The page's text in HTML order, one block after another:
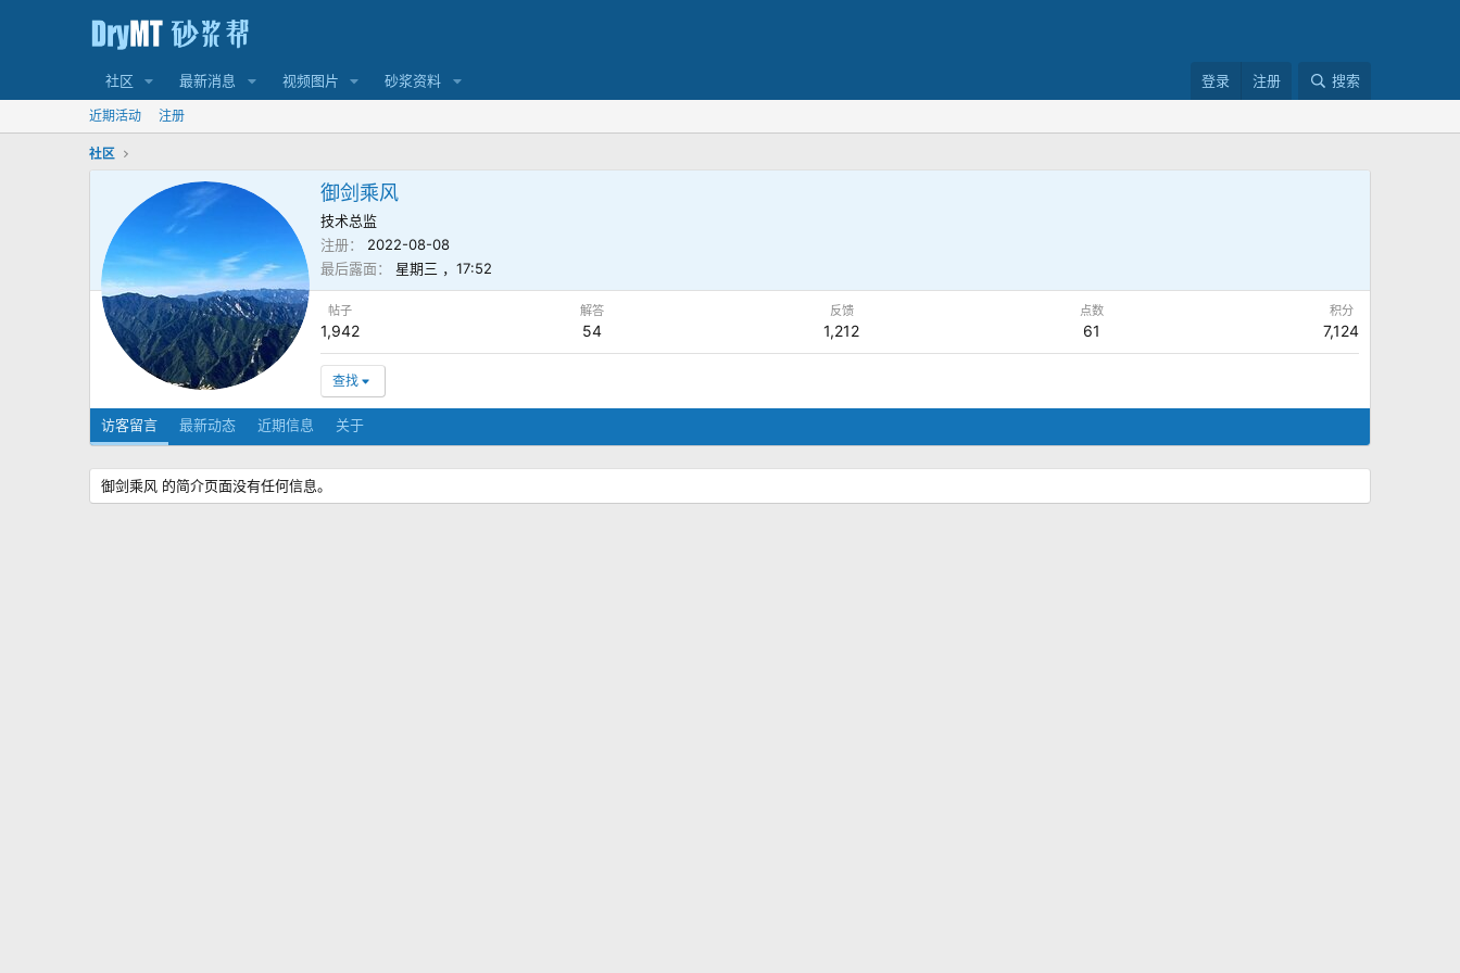
社区 最新消息 视频图片 砂浆资料 登录 注册 搜索
近期活动 注册
社区
御剑乘风
技术总监
注册
2022-08-08
最后露面
星期三 ，17:52
帖子
1,942
解答
54
反馈
1,212
点数
61
积分
7,124
查找
访客留言 最新动态 近期信息 关于
御剑乘风 的简介页面没有任何信息。